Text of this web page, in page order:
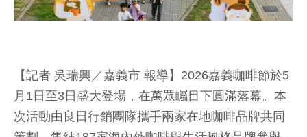
【記者 吳瑞興／嘉義市 報導】2026嘉義咖啡節於5
月1日至3日盛大登場，在萬眾矚目下圓滿落幕。本
次活動由良日行銷團隊攜手兩家在地咖啡品牌共同